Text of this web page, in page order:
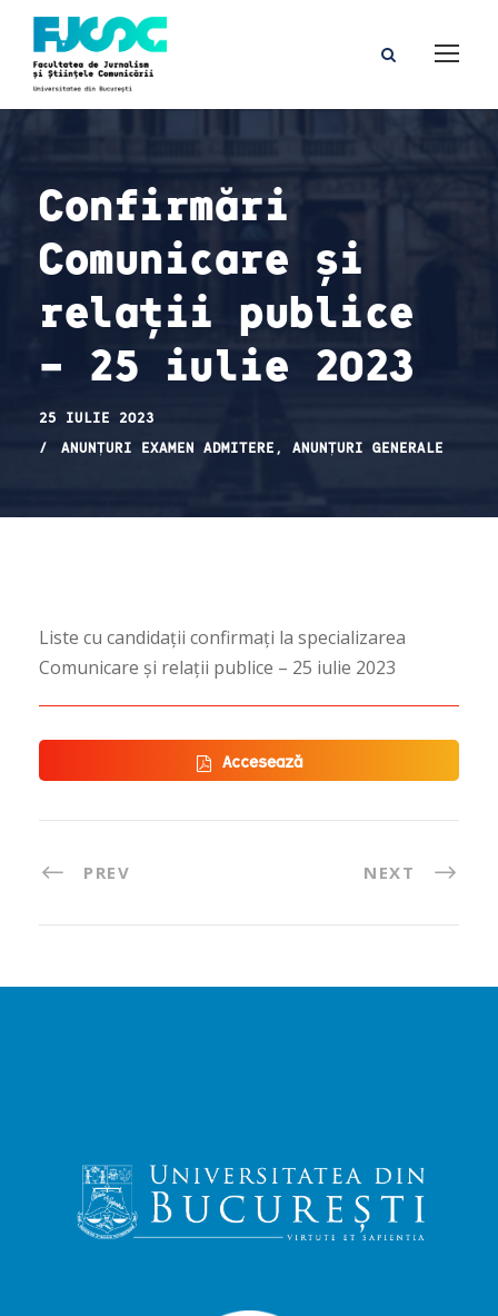
Confirmări
Comunicare și
relații publice
– 25 iulie 2023
25 IULIE 2023
ANUNȚURI EXAMEN ADMITERE , ANUNȚURI GENERALE
Liste cu candidații confirmați la specializarea
Comunicare și relații publice – 25 iulie 2023
Accesează
PREV NEXT